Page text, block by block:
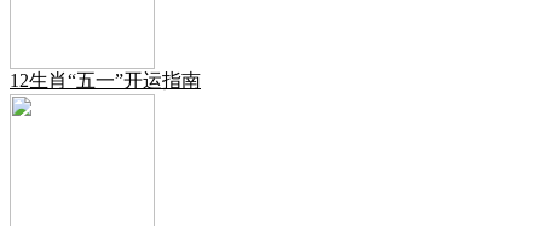
12生肖“五一”开运指南